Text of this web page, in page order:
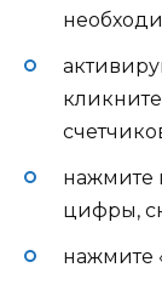
нажмите
цифры,
нажмите